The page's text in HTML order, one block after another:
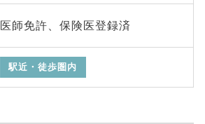
医師免許、保険医登録済
駅近・徒歩圏内